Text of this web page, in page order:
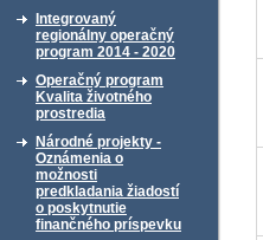
Integrovaný
regionálny operačný
program 2014 - 2020
Operačný program
Kvalita životného
prostredia
Národné projekty -
Oznámenia o
možnosti
predkladania žiadostí
o poskytnutie
finančného príspevku